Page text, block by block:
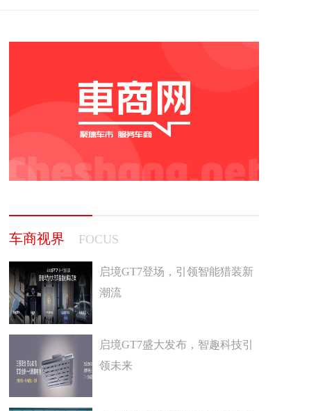
车商视界 FOCUS
启境GT7登场，引领智能猎装新
潮流
启境GT7盛大发布，智趣科技引
领未来